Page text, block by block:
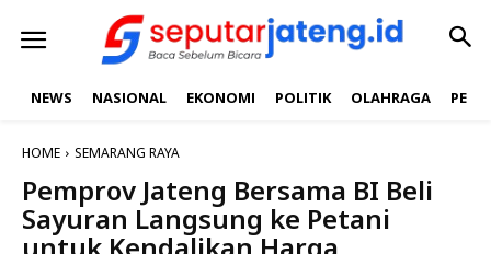
NEWS NASIONAL EKONOMI POLITIK OLAHRAGA
HOME SEMARANG RAYA
Pemprov Jateng Bersama BI Beli
Sayuran Langsung ke Petani